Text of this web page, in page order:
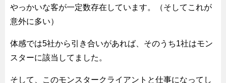
やっかいな客が一定数存在しています。（そしてこれが
意外に多い）
体感では5社から引き合いがあれば、そのうち1社はモン
スターに該当してました。
そして、このモンスタークライアントと仕事になってし